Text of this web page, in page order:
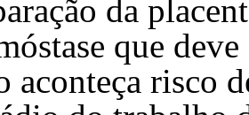
da
que
aconteça risco